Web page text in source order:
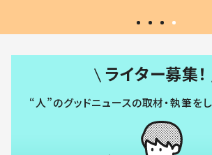
ライター募集！
“人”のグッドニュースの取材・執筆を